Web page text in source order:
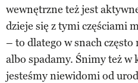
wewnętrzne też jest
dzieje się z tymi częściami
– to dlatego w snach
albo spadamy. Śnimy też w
jesteśmy niewidomi od